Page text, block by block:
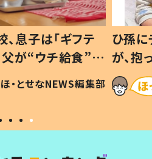
息子は「ギフテ
が“ウチ給食”を
由とは #令和の親
ほ・とせなNEWS編集部
ひ孫
が、
「涙が
い」